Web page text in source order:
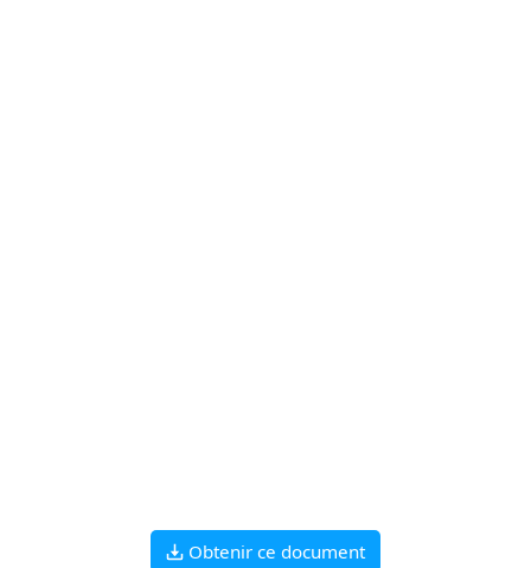
Obtenir ce document